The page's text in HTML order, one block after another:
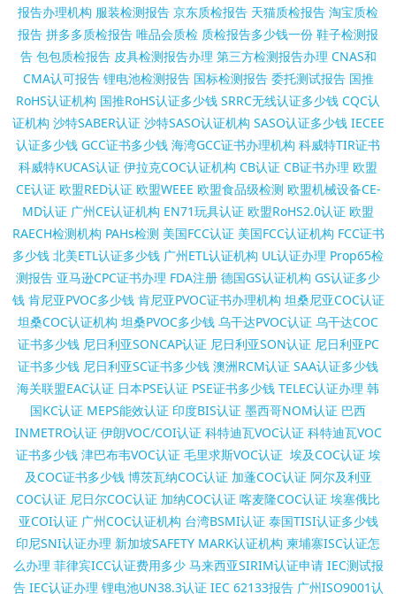
报告办理机构 服装检测报告 京东质检报告 天猫质检报告 淘宝质检
报告 拼多多质检报告 唯品会质检 质检报告多少钱一份 鞋子检测报
告 包包质检报告 皮具检测报告办理 第三方检测报告办理 CNAS和
CMA认可报告 锂电池检测报告 国标检测报告 委托测试报告 国推
RoHS认证机构 国推RoHS认证多少钱 SRRC无线认证多少钱 CQC认
证机构 沙特SABER认证 沙特SASO认证机构 SASO认证多少钱 IECEE
认证多少钱 GCC证书多少钱 海湾GCC证书办理机构 科威特TIR证书
科威特KUCAS认证 伊拉克COC认证机构 CB认证 CB证书办理 欧盟
CE认证 欧盟RED认证 欧盟WEEE 欧盟食品级检测 欧盟机械设备CE-
MD认证 广州CE认证机构 EN71玩具认证 欧盟RoHS2.0认证 欧盟
RAECH检测机构 PAHs检测 美国FCC认证 美国FCC认证机构 FCC证书
多少钱 北美ETL认证多少钱 广州ETL认证机构 UL认证办理 Prop65检
测报告 亚马逊CPC证书办理 FDA注册 德国GS认证机构 GS认证多少
钱 肯尼亚PVOC多少钱 肯尼亚PVOC证书办理机构 坦桑尼亚COC认证
坦桑COC认证机构 坦桑PVOC多少钱 乌干达PVOC认证 乌干达COC
证书多少钱 尼日利亚SONCAP认证 尼日利亚SON认证 尼日利亚PC
证书多少钱 尼日利亚SC证书多少钱 澳洲RCM认证 SAA认证多少钱
海关联盟EAC认证 日本PSE认证 PSE证书多少钱 TELEC认证办理 韩
国KC认证 MEPS能效认证 印度BIS认证 墨西哥NOM认证 巴西
INMETRO认证 伊朗VOC/COI认证 科特迪瓦VOC认证 科特迪瓦VOC
证书多少钱 津巴布韦VOC认证 毛里求斯VOC认证 埃及COC认证 埃
及COC证书多少钱 博茨瓦纳COC认证 加蓬COC认证 阿尔及利亚
COC认证 尼日尔COC认证 加纳COC认证 喀麦隆COC认证 埃塞俄比
亚COI认证 广州COC认证机构 台湾BSMI认证 泰国TISI认证多少钱
印尼SNI认证办理 新加坡SAFETY MARK认证机构 柬埔寨ISC认证怎
么办理 菲律宾ICC认证费用多少 马来西亚SIRIM认证申请 IEC测试报
告 IEC认证办理 锂电池UN38.3认证 IEC 62133报告 广州ISO9001认